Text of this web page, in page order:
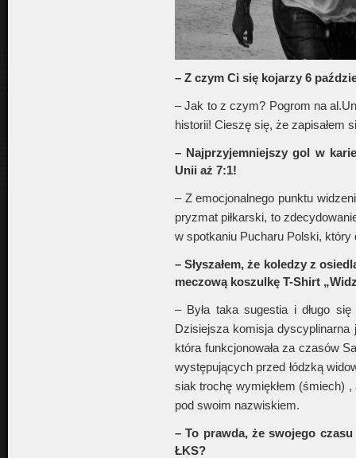
– Z czym Ci się kojarzy 6
– Jak to z czym? Pogrom na
historii! Cieszę się, że zapisałem
– Najprzyjemniejszy gol w
Unii aż 7:1!
– Z emocjonalnego punktu
pryzmat piłkarski, to
w spotkaniu Pucharu Polski, który
– Słyszałem, że koledzy z
meczową koszulkę T-Shirt
– Była taka sugestia i długo się
Dzisiejsza komisja
która funkcjonowała za czasów
występujących przed łódzką
siak trochę wymiękłem (śmiech) ,
pod swoim nazwiskiem.
– To prawda, że swojego
ŁKS?